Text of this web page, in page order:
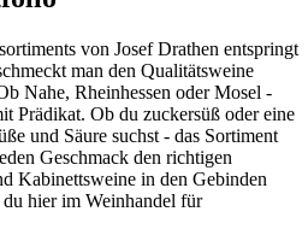
von Josef Drathen entspringt
man den Qualitätsweine
Nahe, Rheinhessen oder Mosel -
Prädikat. Ob du zuckersüß oder eine
und Säure suchst - das Sortiment
Geschmack den richtigen
Kabinettsweine in den Gebinden
hier im Weinhandel für